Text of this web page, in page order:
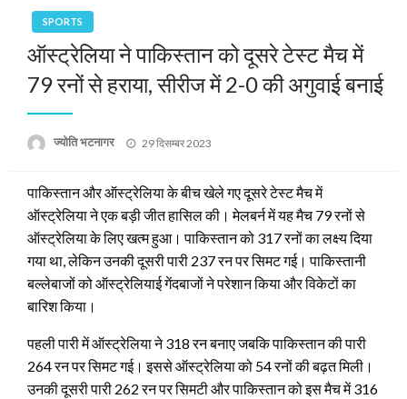
SPORTS
ऑस्ट्रेलिया ने पाकिस्तान को दूसरे टेस्ट मैच में
79 रनों से हराया, सीरीज में 2-0 की अगुवाई बनाई
ज्योति भटनागर
Posted
29 दिसम्बर 2023
पाकिस्तान और ऑस्ट्रेलिया के बीच खेले गए दूसरे टेस्ट मैच में
ऑस्ट्रेलिया ने एक बड़ी जीत हासिल की। मेलबर्न में यह मैच 79 रनों से
ऑस्ट्रेलिया के लिए खत्म हुआ। पाकिस्तान को 317 रनों का लक्ष्य दिया
गया था, लेकिन उनकी दूसरी पारी 237 रन पर सिमट गई। पाकिस्तानी
बल्लेबाजों को ऑस्ट्रेलियाई गेंदबाजों ने परेशान किया और विकेटों का
बारिश किया।
पहली पारी में ऑस्ट्रेलिया ने 318 रन बनाए जबकि पाकिस्तान की पारी
264 रन पर सिमट गई। इससे ऑस्ट्रेलिया को 54 रनों की बढ़त मिली।
उनकी दूसरी पारी 262 रन पर सिमटी और पाकिस्तान को इस मैच में 316